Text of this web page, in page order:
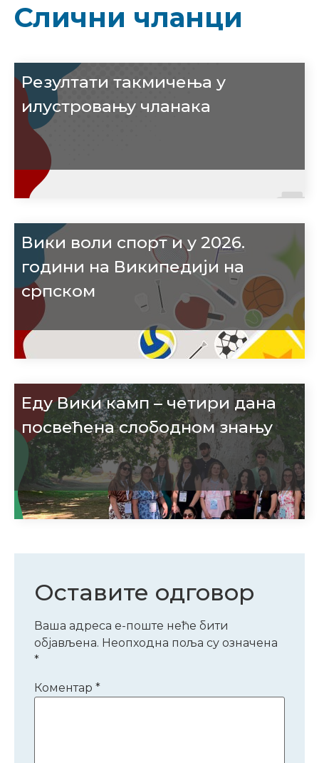
Слични чланци
Резултати такмичења у
илустровању чланака
Вики воли спорт и у 2026.
години на Википедији на
српском
Еду Вики камп – четири дана
посвећена слободном знању
Оставите одговор
Ваша адреса е-поште неће бити
објављена. Неопходна поља су означена
*
Коментар *